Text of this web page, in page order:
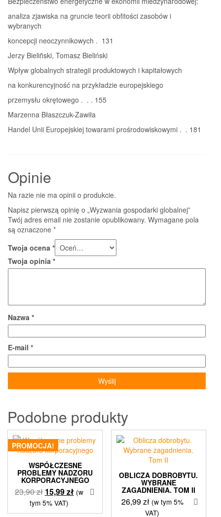
analiza zjawiska na gruncie teorii obfitości zasobów i
wybranych
koncepcji neoczynnikowych . 131
Jerzy Bieliñski, Tomasz Bieliński
Wpływ globalnych strategii produktowych i kapitałowych
na konkurencyjność na przykładzie europejskiego
przemysłu okrętowego . . . 155
Marzenna Błaszczuk-Zawiła
Handel Unii Europejskiej towarami prośrodowiskowymi . . 181
Opinie
Na razie nie ma opinii o produkcie.
Napisz pierwszą opinię o „Wyzwania gospodarki globalnej”
Twój adres email nie zostanie opublikowany. Wymagane pola
są oznaczone *
Twoja ocena *
Twoja opinia *
Nazwa *
E-mail *
Podobne produkty
PROMOCJA!
WSPÓŁCZESNE
PROBLEMY NADZORU
KORPORACYJNEGO
23,90zł Pierwotna
cena
wynosiła:
15,99złAktualna
wynosi:
(w
tym 5% VAT)
OBLICZA DOBROBYTU.
WYBRANE
ZAGADNIENIA. TOM II
26,99zł (w tym 5%
VAT)